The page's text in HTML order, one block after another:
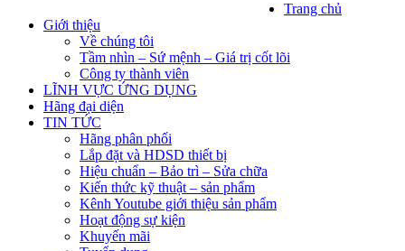
Trang chủ
Giới thiệu
Về chúng tôi
Tầm nhìn – Sứ mệnh – Giá trị cốt lõi
Công ty thành viên
LĨNH VỰC ỨNG DỤNG
Hãng đại diện
TIN TỨC
Hãng phân phối
Lắp đặt và HDSD thiết bị
Hiệu chuẩn – Bảo trì – Sửa chữa
Kiến thức kỹ thuật – sản phẩm
Kênh Youtube giới thiệu sản phẩm
Hoạt động sự kiện
Khuyến mãi